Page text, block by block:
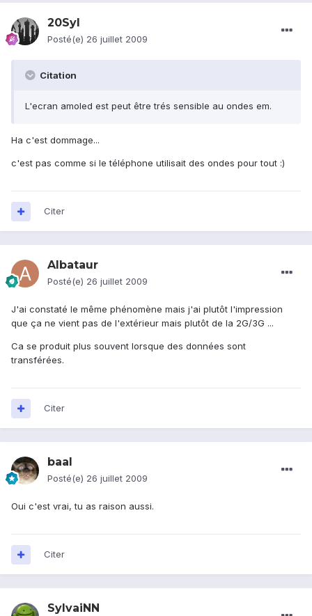
20Syl
Posté(e) 26 juillet 2009
Citation
L'ecran amoled est peut être trés sensible au ondes em.
Ha c'est dommage...
c'est pas comme si le téléphone utilisait des ondes pour tout :)
Citer
Albataur
Posté(e) 26 juillet 2009
J'ai constaté le même phénomène mais j'ai plutôt l'impression
que ça ne vient pas de l'extérieur mais plutôt de la 2G/3G ...
Ca se produit plus souvent lorsque des données sont
transférées.
Citer
baal
Posté(e) 26 juillet 2009
Oui c'est vrai, tu as raison aussi.
Citer
SylvaiNN